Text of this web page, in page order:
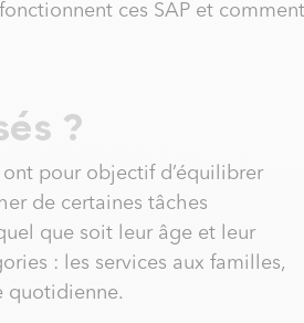
ces SAP et comment
?
pour objectif d’équilibrer
de certaines tâches
que soit leur âge et leur
: les services aux familles,
quotidienne.